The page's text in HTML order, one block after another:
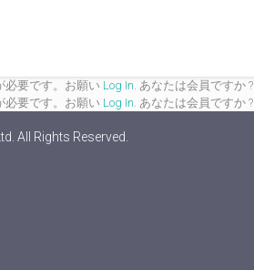
必要です。お願い Log In. あなたは会員ですか ?
必要です。お願い Log In. あなたは会員ですか ?
All Rights Reserved.